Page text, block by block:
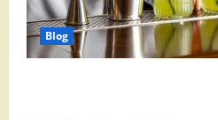
Blog